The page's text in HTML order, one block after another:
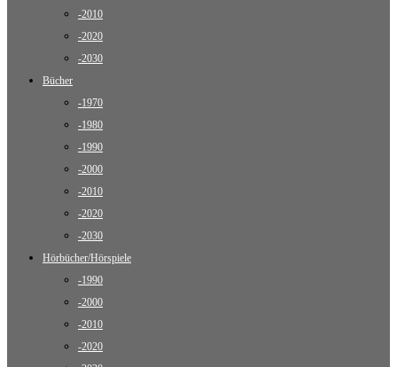
-2010
-2020
-2030
Bücher
-1970
-1980
-1990
-2000
-2010
-2020
-2030
Hörbücher/Hörspiele
-1990
-2000
-2010
-2020